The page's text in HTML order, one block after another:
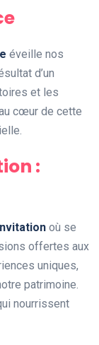
éveille nos
d’un
et les
cœur de cette
:
où se
offertes aux
uniques,
patrimoine.
nourrissent